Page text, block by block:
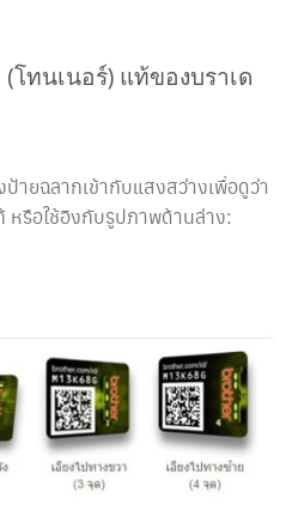
ทนเนอร์) แท้ของบราเด
ายฉลากเข้ากับแสงสว่างเพื่อดูว่า
หรือใช้อิงกับรูปภาพด้านล่าง: